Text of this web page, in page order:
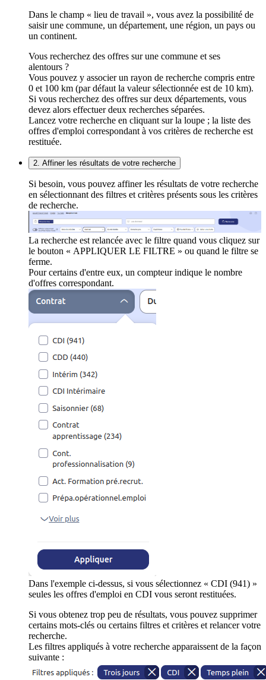
Dans le champ « lieu de travail », vous avez la possibilité de
saisir une commune, un département, une région, un pays ou
un continent.
Vous recherchez des offres sur une commune et ses
alentours ?
Vous pouvez y associer un rayon de recherche compris entre
0 et 100 km (par défaut la valeur sélectionnée est de 10 km).
Si vous recherchez des offres sur deux départements, vous
devez alors effectuer deux recherches séparées.
Lancez votre recherche en cliquant sur la loupe ; la liste des
offres d'emploi correspondant à vos critères de recherche est
restituée.
2. Affiner les résultats de votre recherche
Si besoin, vous pouvez affiner les résultats de votre recherche
en sélectionnant des filtres et critères présents sous les critères
de recherche.
La recherche est relancée avec le filtre quand vous cliquez sur
le bouton « APPLIQUER LE FILTRE » ou quand le filtre se
ferme.
Pour certains d'entre eux, un compteur indique le nombre
d'offres correspondant.
Dans l'exemple ci-dessus, si vous sélectionnez « CDI (941) »
seules les offres d'emploi en CDI vous seront restituées.
Si vous obtenez trop peu de résultats, vous pouvez supprimer
certains mots-clés ou certains filtres et critères et relancer votre
recherche.
Les filtres appliqués à votre recherche apparaissent de la façon
suivante :